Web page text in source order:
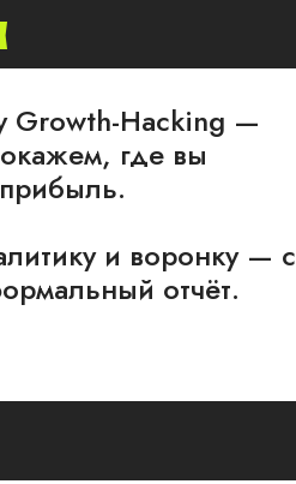
Growth-Hacking —
где вы
и воронку — с
отчёт.